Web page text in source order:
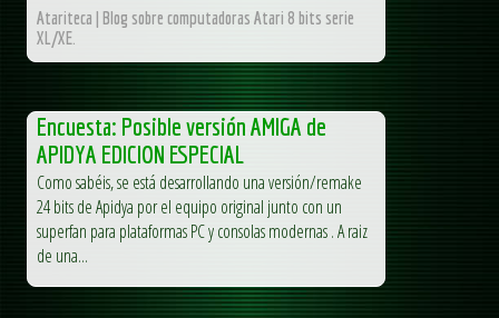
Atariteca | Blog sobre computadoras Atari 8 bits serie
XL/XE.
Encuesta: Posible versión AMIGA de
APIDYA EDICION ESPECIAL
Como sabéis, se está desarrollando una versión/remake
24 bits de Apidya por el equipo original junto con un
superfan para plataformas PC y consolas modernas . A raiz
de una...